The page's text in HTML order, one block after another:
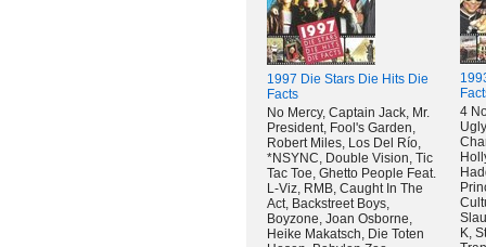
1997 Die Stars Die Hits Die
Facts
No Mercy, Captain Jack, Mr.
President, Fool's Garden,
Robert Miles, Los Del Río,
*NSYNC, Double Vision, Tic
Tac Toe, Ghetto People Feat.
L-Viz, RMB, Caught In The
Act, Backstreet Boys,
Boyzone, Joan Osborne,
Heike Makatsch, Die Toten
4
K,